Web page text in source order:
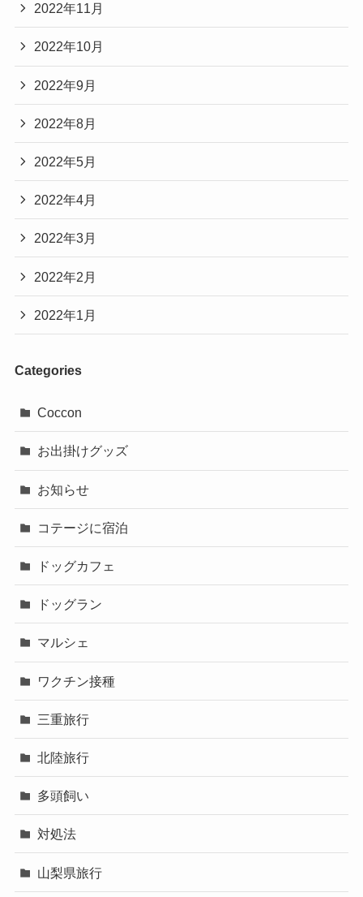
2022年11月
2022年10月
2022年9月
2022年8月
2022年5月
2022年4月
2022年3月
2022年2月
2022年1月
Categories
Coccon
お出掛けグッズ
お知らせ
コテージに宿泊
ドッグカフェ
ドッグラン
マルシェ
ワクチン接種
三重旅行
北陸旅行
多頭飼い
対処法
山梨県旅行